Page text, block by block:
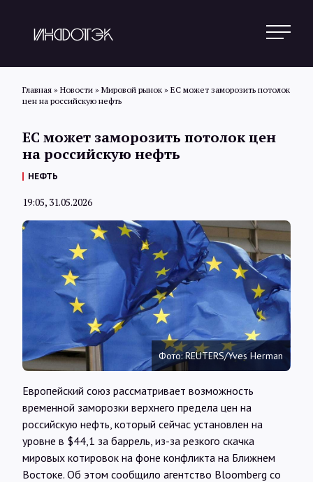
Статьи
Обзоры
Интервью
Карты
О нас
@Infotek_Russia
Главная » Новости » Мировой рынок » ЕС может заморозить потолок
цен на российскую нефть
ЕС может заморозить потолок цен
на российскую нефть
НЕФТЬ
19:05, 31.05.2026
Фото: REUTERS/Yves Herman
Европейский союз рассматривает возможность
временной заморозки верхнего предела цен на
российскую нефть, который сейчас установлен на
уровне в $44,1 за баррель, из-за резкого скачка
мировых котировок на фоне конфликта на Ближнем
Востоке. Об этом сообщило агентство Bloomberg со